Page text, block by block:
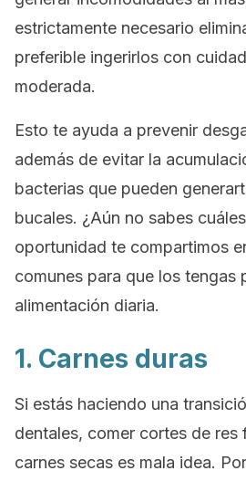
estrictamente necesario
preferible ingerirlos con
moderada.
Esto te ayuda a prevenir
además de evitar la
bacterias que pueden
bucales. ¿Aún no sabes
oportunidad te compartimos
comunes para que los tengas
alimentación diaria.
1. Carnes duras
Si estás haciendo una
dentales, comer cortes de
carnes secas es mala idea.